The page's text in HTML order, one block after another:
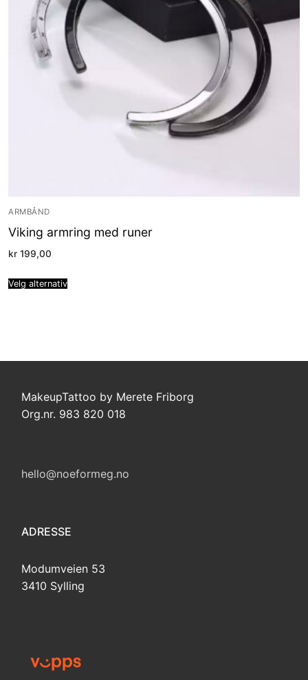
ARMBÅND
Viking armring med runer
kr 199,00
Velg alternativ
MakeupTattoo by Merete Friborg
Org.nr. 983 820 018
hello@noeformeg.no
ADRESSE
Modumveien 53
3410 Sylling